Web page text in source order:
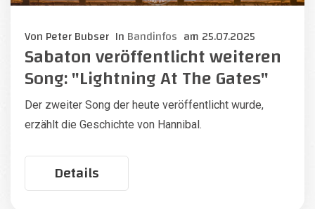
Von Peter Bubser In Bandinfos am 25.07.2025
Sabaton veröffentlicht weiteren
Song: "Lightning At The Gates"
Der zweiter Song der heute veröffentlicht wurde,
erzählt die Geschichte von Hannibal.
Details